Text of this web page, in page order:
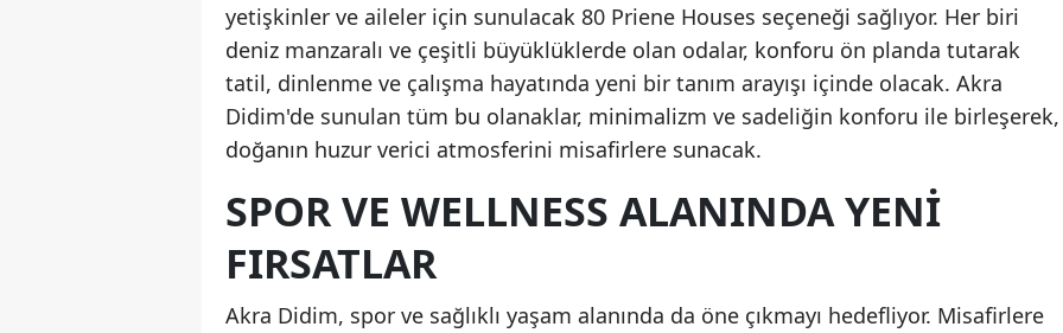
yetişkinler ve aileler için sunulacak 80 Priene Houses seçeneği sağlıyor. Her biri
deniz manzaralı ve çeşitli büyüklüklerde olan odalar, konforu ön planda tutarak
tatil, dinlenme ve çalışma hayatında yeni bir tanım arayışı içinde olacak. Akra
Didim'de sunulan tüm bu olanaklar, minimalizm ve sadeliğin konforu ile birleşerek,
doğanın huzur verici atmosferini misafirlere sunacak.
SPOR VE WELLNESS ALANINDA YENI
FIRSATLAR
Akra Didim, spor ve sağlıklı yaşam alanında da öne çıkmayı hedefliyor. Misafirlere